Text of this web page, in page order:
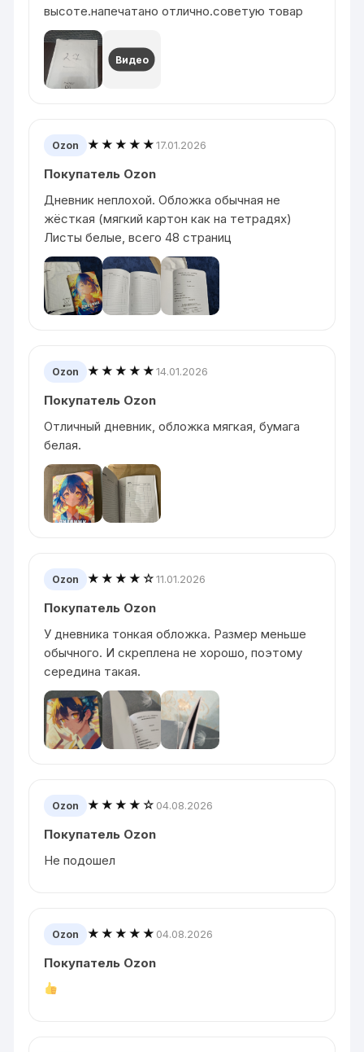
высоте.напечатано отлично.советую товар
Видео
Ozon ★★★★★17.01.2026
Покупатель Ozon
Дневник неплохой. Обложка обычная не
жёсткая (мягкий картон как на тетрадях)
Листы белые, всего 48 страниц
Ozon ★★★★★14.01.2026
Покупатель Ozon
Отличный дневник, обложка мягкая, бумага
белая.
Ozon ★★★★☆11.01.2026
Покупатель Ozon
У дневника тонкая обложка. Размер меньше
обычного. И скреплена не хорошо, поэтому
середина такая.
Ozon ★★★★☆ 04.08.2026
Покупатель Ozon
Не подошел
Ozon ★★★★★ 04.08.2026
Покупатель Ozon